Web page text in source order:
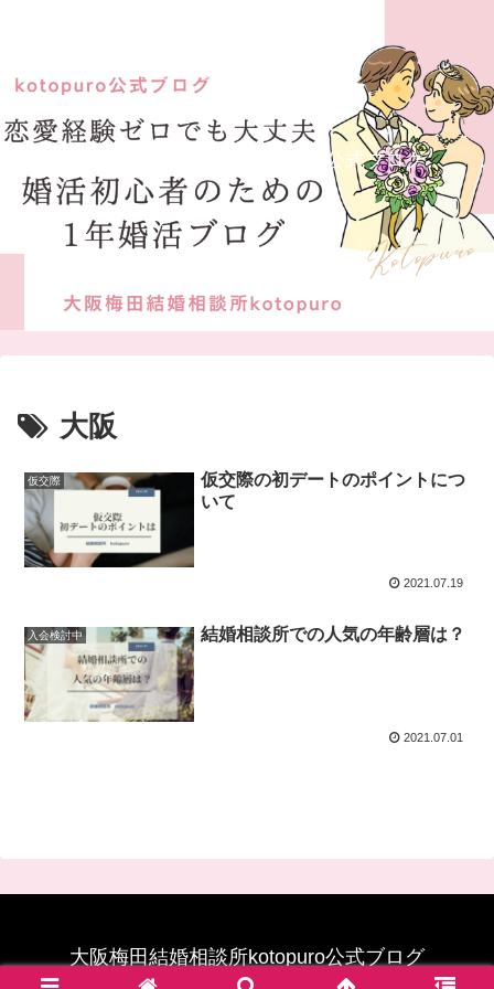
大阪梅田結婚相談所kotopuro公式ブログ
大阪
仮交際
仮交際の初デートのポイントにつ
いて
2021.07.19
入会検討中 結婚相談所での人気の年齢層は？
2021.07.01
大阪梅田結婚相談所kotopuro公式ブログ